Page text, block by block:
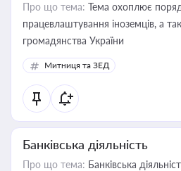
Про що тема: Тема охоплює
працевлаштування іноземців, а
громадянства України
Митниця та ЗЕД
Банківська діяльність
Про що тема: Банківська